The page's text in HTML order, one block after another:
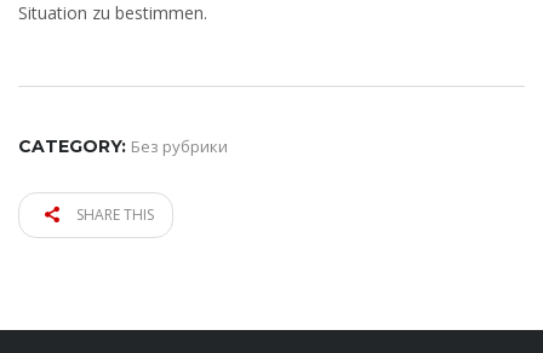
Situation zu bestimmen.
CATEGORY: Без рубрики
SHARE THIS